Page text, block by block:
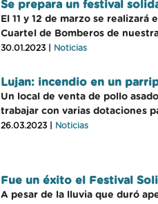
Se prepara un festival
El 11 y 12 de marzo se
Cuartel de Bomberos de
30.01.2023 | Noticias
Lujan: incendio en un
Un local de venta de pollo
trabajar con varias dotaciones
26.03.2023 | Noticias
Fue un éxito el Festival
A pesar de la lluvia que duró